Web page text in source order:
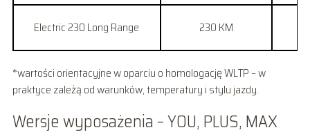
Electric 230 Long Range 230 KM
*wartości orientacyjne w oparciu o homologację WLTP – w
praktyce zależą od warunków, temperatury i stylu jazdy.
Wersje wyposażenia – YOU, PLUS, MAX